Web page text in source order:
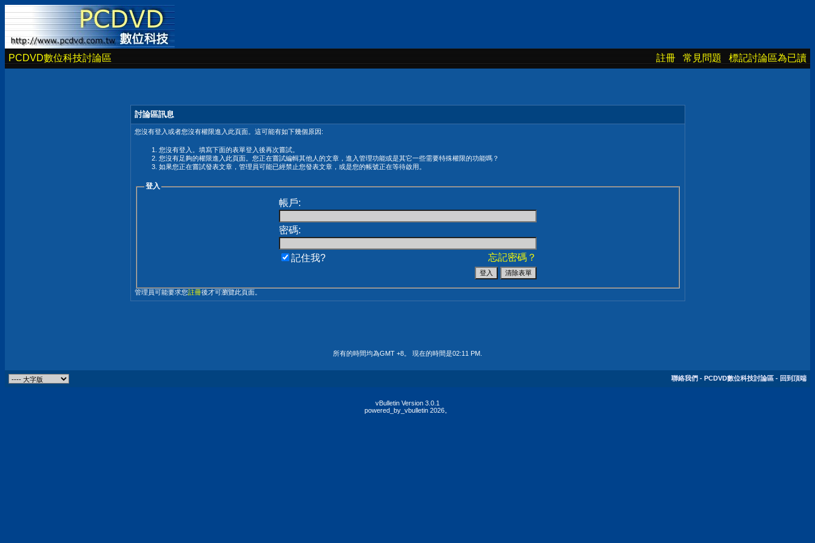
PCDVD數位科技討論區 註冊 常見問題 標記討論區為已讀
討論區訊息
您沒有登入或者您沒有權限進入此頁面。這可能有如下幾個原因:
您沒有登入。填寫下面的表單登入後再次嘗試。
您沒有足夠的權限進入此頁面。您正在嘗試編輯其他人的文章，進入管理功能或是其它一些需要特殊權限的功能嗎？
如果您正在嘗試發表文章，管理員可能已經禁止您發表文章，或是您的帳號正在等待啟用。
登入
帳戶:
密碼:
忘記密碼？
記住我?
管理員可能要求您註冊後才可瀏覽此頁面。
所有的時間均為GMT +8。 現在的時間是02:11 PM
聯絡我們 - PCDVD數位科技討論區 - 回到頂端
vBulletin Version 3.0.1
powered_by_vbulletin 2026。